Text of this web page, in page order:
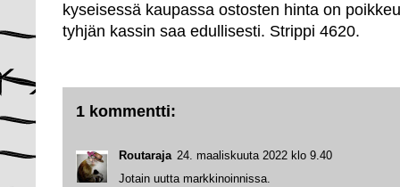
kyseisessä kaupassa ostosten hinta on
tyhjän kassin saa edullisesti. Strippi 4620.
1 kommentti:
Routaraja 24. maaliskuuta 2022 klo 9.40
Jotain uutta markkinoinnissa.